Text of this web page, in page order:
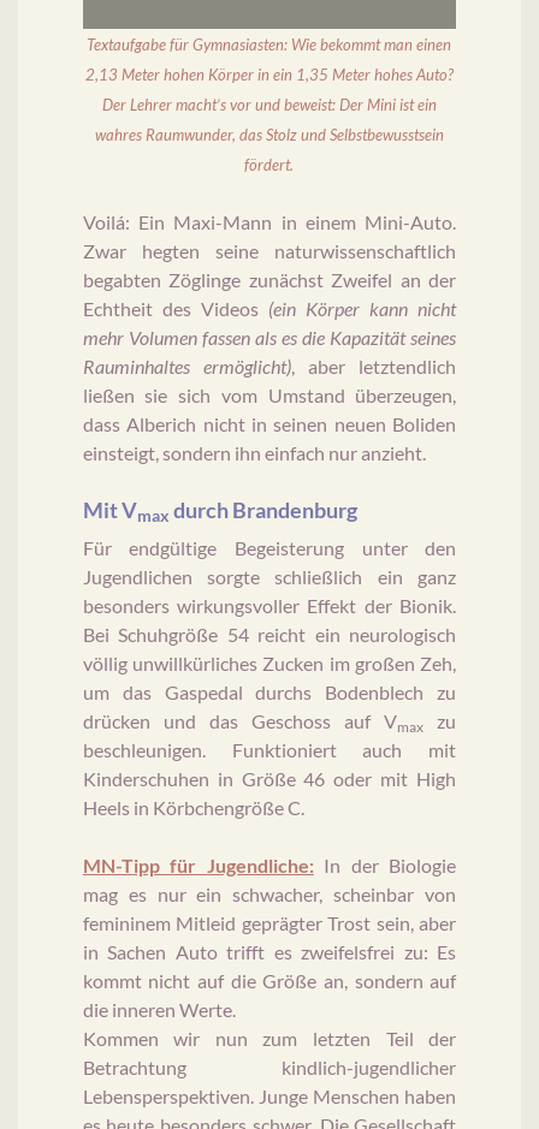
Textaufgabe für Gymnasiasten: Wie bekommt man einen
2,13 Meter hohen Körper in ein 1,35 Meter hohes Auto?
Der Lehrer macht’s vor und beweist: Der Mini ist ein
wahres Raumwunder, das Stolz und Selbstbewusstsein
fördert.
Voilá: Ein Maxi-Mann in einem Mini-Auto.
Zwar hegten seine naturwissenschaftlich
begabten Zöglinge zunächst Zweifel an der
Echtheit des Videos (ein Körper kann nicht
mehr Volumen fassen als es die Kapazität seines
Rauminhaltes ermöglicht), aber letztendlich
ließen sie sich vom Umstand überzeugen,
dass Alberich nicht in seinen neuen Boliden
einsteigt, sondern ihn einfach nur anzieht.
Mit Vmax durch Brandenburg
Für endgültige Begeisterung unter den
Jugendlichen sorgte schließlich ein ganz
besonders wirkungsvoller Effekt der Bionik.
Bei Schuhgröße 54 reicht ein neurologisch
völlig unwillkürliches Zucken im großen Zeh,
um das Gaspedal durchs Bodenblech zu
drücken und das Geschoss auf Vmax
zu
beschleunigen. Funktioniert auch mit
Kinderschuhen in Größe 46 oder mit High
Heels in Körbchengröße C.
MN-Tipp für Jugendliche: In der Biologie
mag es nur ein schwacher, scheinbar von
femininem Mitleid geprägter Trost sein, aber
in Sachen Auto trifft es zweifelsfrei zu: Es
kommt nicht auf die Größe an, sondern auf
die inneren Werte.
Kommen wir nun zum letzten Teil der
Betrachtung kindlich-jugendlicher
Lebensperspektiven. Junge Menschen haben
es heute besonders schwer. Die Gesellschaft